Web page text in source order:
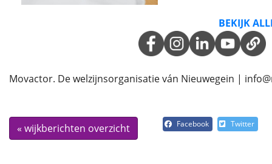
BEKIJK
Movactor. De welzijnsorganisatie ván Nieuwegein |
Facebook Twitter
« wijkberichten overzicht